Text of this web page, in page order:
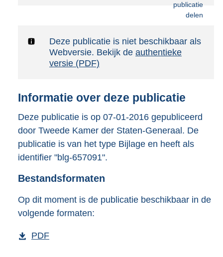
d
s
t
e
:
1
Notificatie:
Deze publicatie is niet beschikbaar als
Webversie. Bekijk de authentieke
versie (PDF)
Informatie over deze publicatie
Deze publicatie is op 07-01-2016 gepubliceerd
door Tweede Kamer der Staten-Generaal. De
publicatie is van het type Bijlage en heeft als
identifier "blg-657091".
Bestandsformaten
Op dit moment is de publicatie beschikbaar in de
volgende formaten:
D
PDF